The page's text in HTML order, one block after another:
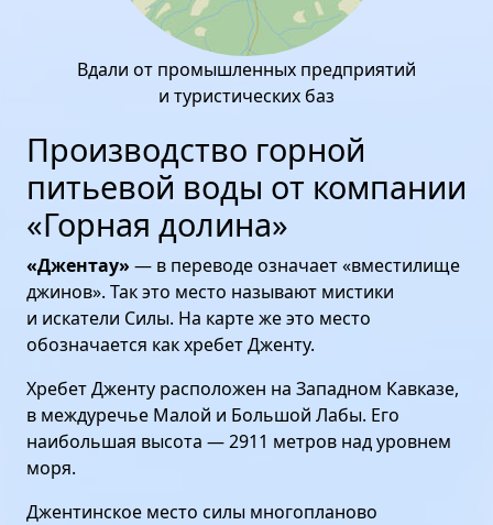
Вдали от промышленных предприятий
и туристических баз
Производство горной
питьевой воды от компании
«Горная долина»
«Джентау»— в переводе означает «вместилище
джинов». Так это место называют мистики
и искатели Силы. На карте же это место
обозначается как хребет Дженту.
Хребет Дженту расположен на Западном Кавказе,
в междуречье Малой и Большой Лабы. Его
наибольшая высота — 2911 метров над уровнем
моря.
Джентинское место силы многопланово